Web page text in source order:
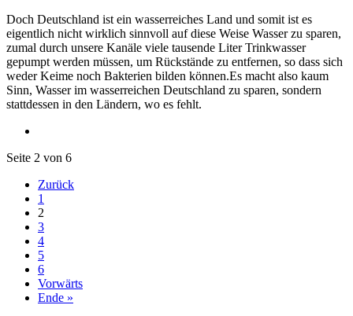
Doch Deutschland ist ein wasserreiches Land und somit ist es
eigentlich nicht wirklich sinnvoll auf diese Weise Wasser zu sparen,
zumal durch unsere Kanäle viele tausende Liter Trinkwasser
gepumpt werden müssen, um Rückstände zu entfernen, so dass sich
weder Keime noch Bakterien bilden können.Es macht also kaum
Sinn, Wasser im wasserreichen Deutschland zu sparen, sondern
stattdessen in den Ländern, wo es fehlt.
Seite 2 von 6
Zurück
1
2
3
4
5
6
Vorwärts
Ende »